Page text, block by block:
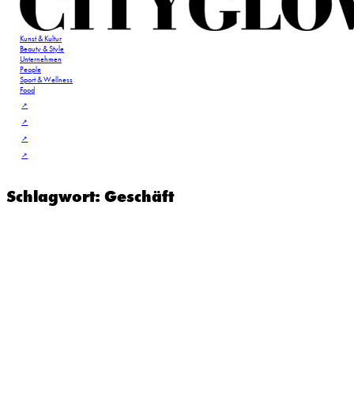
Kunst & Kultur
Beauty & Style
Unternehmen
People
Sport & Wellness
Food
Schlagwort: Geschäft